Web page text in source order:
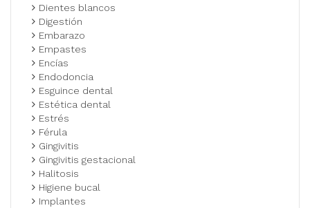
Dientes blancos
Digestión
Embarazo
Empastes
Encías
Endodoncia
Esguince dental
Estética dental
Estrés
Férula
Gingivitis
Gingivitis gestacional
Halitosis
Higiene bucal
Implantes